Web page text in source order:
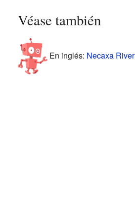
Véase también
En inglés: Necaxa